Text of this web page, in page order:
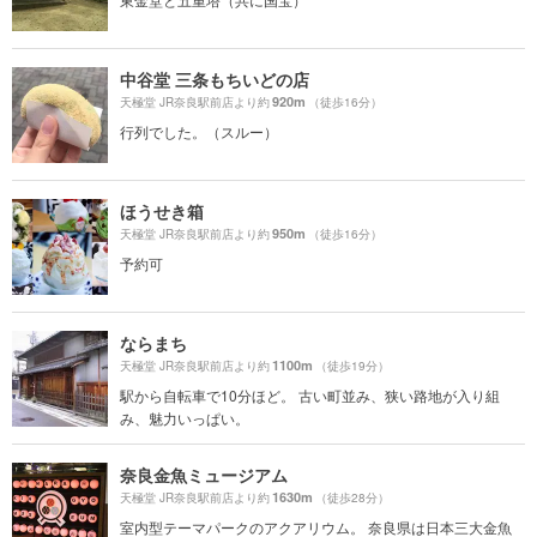
中谷堂 三条もちいどの店
天極堂 JR奈良駅前店より約920m （徒歩16分）
行列でした。（スルー）
ほうせき箱
天極堂 JR奈良駅前店より約950m （徒歩16分）
予約可
ならまち
天極堂 JR奈良駅前店より約1100m （徒歩19分）
駅から自転車で10分ほど。 古い町並み、狭い路地が入り組
み、魅力いっぱい。
奈良金魚ミュージアム
天極堂 JR奈良駅前店より約1630m （徒歩28分）
室内型テーマパークのアクアリウム。 奈良県は日本三大金魚